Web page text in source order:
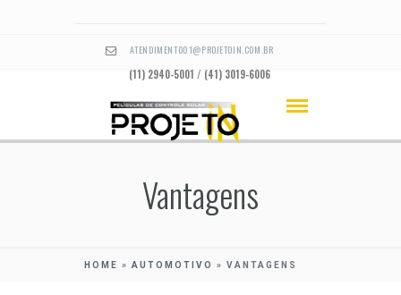
ATENDIMENTO01@PROJETOIN.COM.BR
(11) 2940-5001 / (41) 3019-6006
Vantagens
HOME » AUTOMOTIVO » VANTAGENS